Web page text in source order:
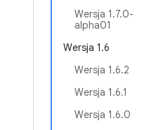
Wersja 1.7.0-
alpha01
Wersja 1.6
Wersja 1.6.2
Wersja 1.6.1
Wersja 1.6.0